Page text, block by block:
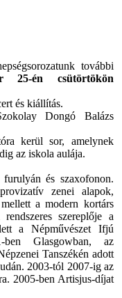
további
25-én csütörtökön
és kiállítás.
Dongó Balázs
kerül sor, amelynek
az iskola aulája.
és szaxofonon.
zenei alapok,
a modern kortárs
szereplője a
a Népművészet Ifjú
Glasgowban, az
Tanszékén adott
2003-tól 2007-ig az
2005-ben Artisjus-díjat